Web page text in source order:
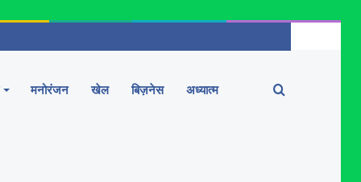
मनोरंजन खेल बिज़नेस अध्यात्म Search